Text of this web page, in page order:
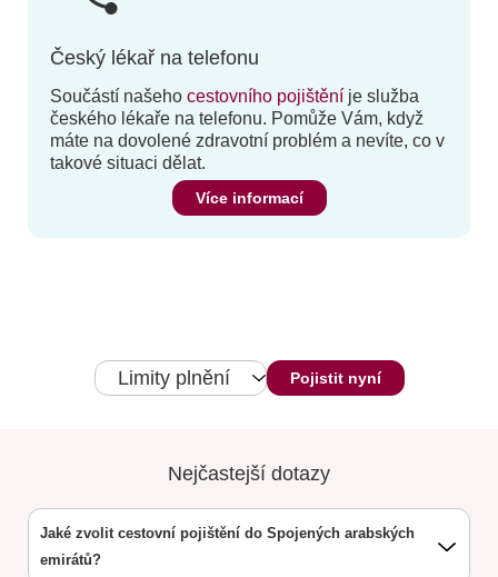
Český lékař na telefonu
Součástí našeho cestovního pojištění je služba
českého lékaře na telefonu. Pomůže Vám, když
máte na dovolené zdravotní problém a nevíte, co v
takové situaci dělat.
Více informací
Limity plnění Pojistit nyní
Nejčastejší dotazy
Jaké zvolit cestovní pojištění do Spojených arabských
emirátů?